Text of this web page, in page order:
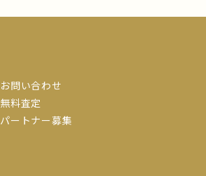
お問い合わせ
無料査定
パートナー募集